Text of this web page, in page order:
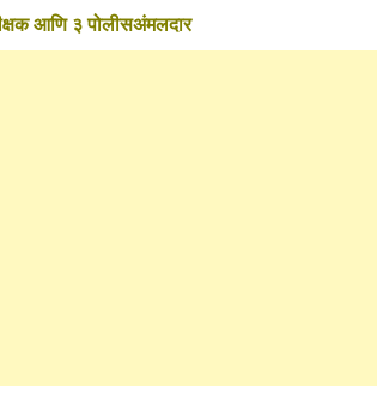
आणि ३ पोलीसअंमलदार